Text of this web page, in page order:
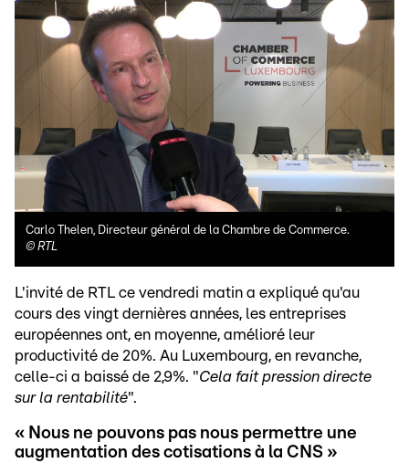
Carlo Thelen, Directeur général de la Chambre de Commerce.
© RTL
L'invité de RTL ce vendredi matin a expliqué qu'au
cours des vingt dernières années, les entreprises
européennes ont, en moyenne, amélioré leur
productivité de 20%. Au Luxembourg, en revanche,
celle-ci a baissé de 2,9%. "Cela fait pression directe
sur la rentabilité".
« Nous ne pouvons pas nous permettre une
augmentation des cotisations à la CNS »